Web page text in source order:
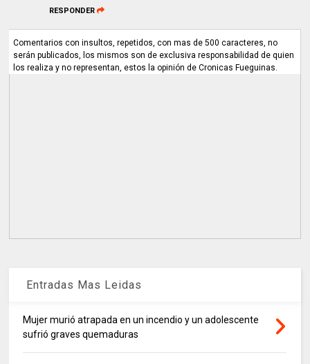
RESPONDER
Comentarios con insultos, repetidos, con mas de 500 caracteres, no
serán publicados, los mismos son de exclusiva responsabilidad de quien
los realiza y no representan, estos la opinión de Cronicas Fueguinas.
Entradas Mas Leidas
Mujer murió atrapada en un incendio y un adolescente
sufrió graves quemaduras